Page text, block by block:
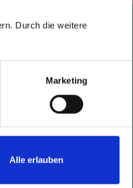
Durch die weitere
Marketing
Alle erlauben